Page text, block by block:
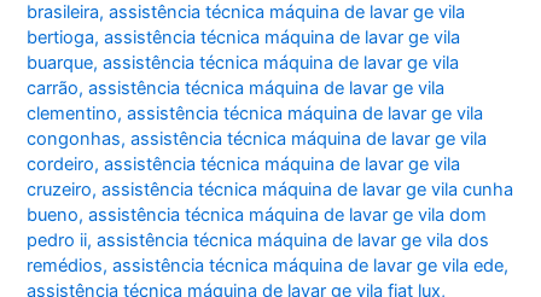
brasileira,assistência técnica máquina de lavar ge vila
bertioga,assistência técnica máquina de lavar ge vila
buarque,assistência técnica máquina de lavar ge vila
carrão,assistência técnica máquina de lavar ge vila
clementino,assistência técnica máquina de lavar ge vila
congonhas,assistência técnica máquina de lavar ge vila
cordeiro,assistência técnica máquina de lavar ge vila
cruzeiro,assistência técnica máquina de lavar ge vila cunha
bueno,assistência técnica máquina de lavar ge vila dom
pedro ii,assistência técnica máquina de lavar ge vila dos
remédios,assistência técnica máquina de lavar ge vila ede,
assistência técnica máquina de lavar ge vila fiat lux,